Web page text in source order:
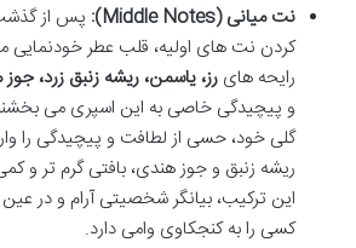
نت میانی (Middle Notes):
پس از
کردن نت های اولیه، قلب عطر خودنمایی
رایحه های رز، یاسمن، ریشه زنبق زرد،
و پیچیدگی خاصی به این اسپری می
گلی خود، حسی از لطافت و پیچیدگی را
ریشه زنبق و جوز هندی، بافتی گرم تر و
این ترکیب، بیانگر شخصیتی آرام و در
کسی را به کنجکاوی وامی دارد.